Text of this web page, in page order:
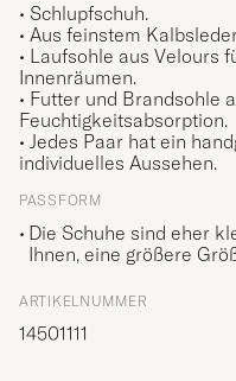
• Schlupfschuh.
• Aus feinstem
• Laufsohle aus Velours
Innenräumen.
• Futter und Brandsohle
Feuchtigkeitsabsorption.
• Jedes Paar hat ein
individuelles Aussehen.
PASSFORM
Die Schuhe sind eher
Ihnen, eine größere
ARTIKELNUMMER
14501111